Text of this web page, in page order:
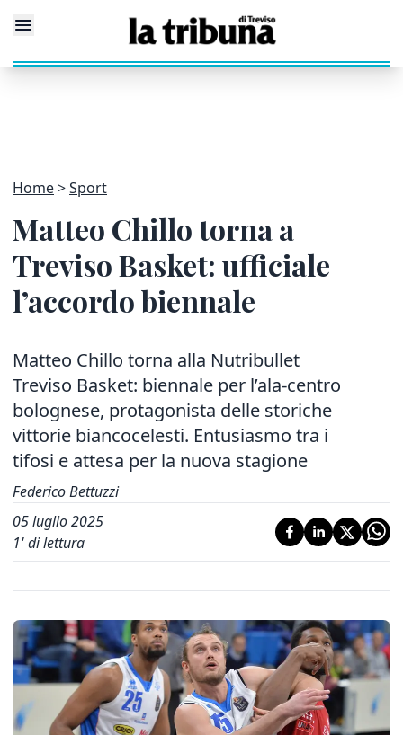
Home Sport
Matteo Chillo torna a
Treviso Basket: ufficiale
l’accordo biennale
Matteo Chillo torna alla Nutribullet
Treviso Basket: biennale per l’ala-centro
bolognese, protagonista delle storiche
vittorie biancocelesti. Entusiasmo tra i
tifosi e attesa per la nuova stagione
Federico Bettuzzi
05 luglio 2025
1' di lettura